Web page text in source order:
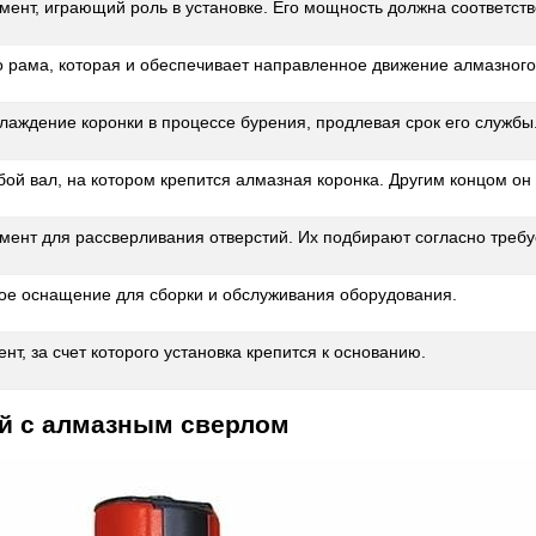
играющий роль в установке. Его мощность должна
рама, которая и обеспечивает направленное движение
коронки в процессе бурения, продлевая срок его
вал, на котором крепится алмазная коронка. Другим концом
для рассверливания отверстий. Их подбирают согласно
оснащение для сборки и обслуживания оборудования.
за счет которого установка крепится к основанию.
с алмазным сверлом